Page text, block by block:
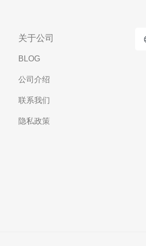
关于公司
BLOG
公司介绍
联系我们
隐私政策